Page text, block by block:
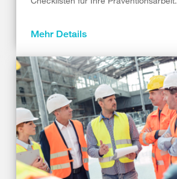
Mehr Details